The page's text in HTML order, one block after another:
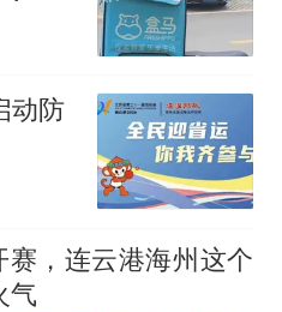
动防
赛，连云港海州这个
气